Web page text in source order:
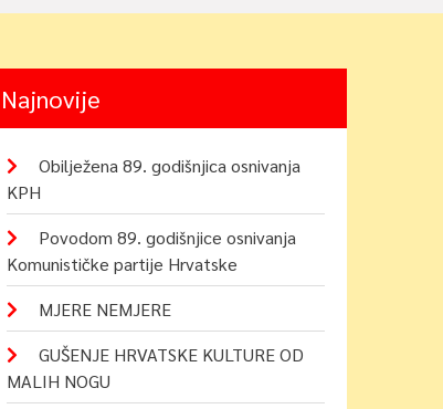
Najnovije
Obilježena 89. godišnjica osnivanja
KPH
Povodom 89. godišnjice osnivanja
Komunističke partije Hrvatske
MJERE NEMJERE
GUŠENJE HRVATSKE KULTURE OD
MALIH NOGU